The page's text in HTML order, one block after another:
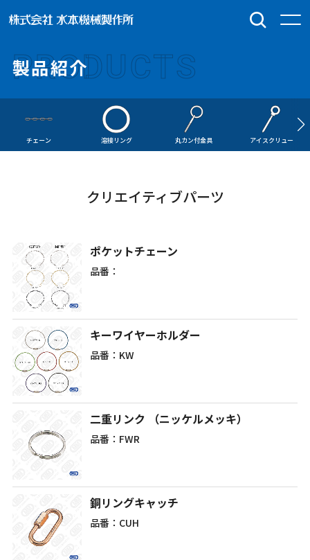
PRODUCTS
製品紹介
チェーン 溶接リング 丸カン付金具 アイスクリュー
クリエイティブパーツ
ポケットチェーン
品番：
キーワイヤーホルダー
品番：KW
二重リンク （ニッケルメッキ）
品番：FWR
銅リングキャッチ
品番：CUH